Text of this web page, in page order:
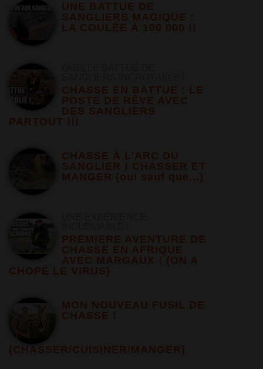
UNE BATTUE DE
SANGLIERS MAGIQUE :
LA COULÉE À 100 000 !!
CHASSE EN BATTUE : LE
POSTE DE RÊVE AVEC
DES SANGLIERS
PARTOUT !!!
CHASSE À L'ARC DU
SANGLIER ! CHASSER ET
MANGER (oui sauf que...)
PREMIERE AVENTURE DE
CHASSE EN AFRIQUE
AVEC MARGAUX ! (ON A
CHOPÉ LE VIRUS)
MON NOUVEAU FUSIL DE
CHASSE !
(CHASSER/CUISINER/MANGER)